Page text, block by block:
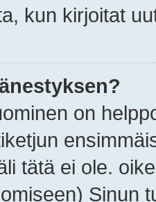
kun kirjoitat
on
tätä ei ole.
Sinun